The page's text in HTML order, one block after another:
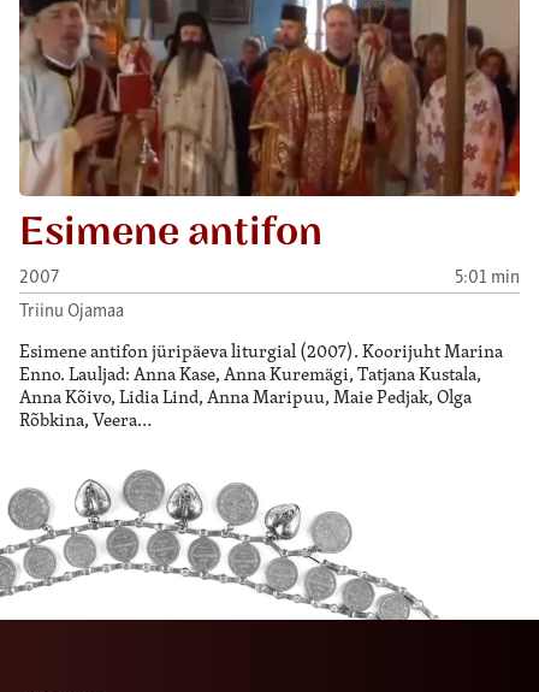
Esimene antifon
2007
5:01 min
Triinu Ojamaa
Esimene antifon jüripäeva liturgial (2007). Koorijuht Marina
Enno. Lauljad: Anna Kase, Anna Kuremägi, Tatjana Kustala,
Anna Kõivo, Lidia Lind, Anna Maripuu, Maie Pedjak, Olga
Rõbkina, Veera…